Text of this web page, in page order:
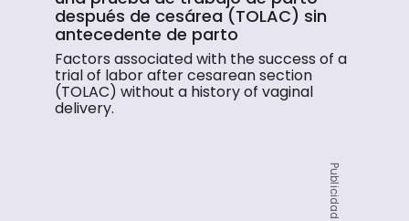
después de cesárea (TOLAC) sin
antecedente de parto
Factors associated with the success of a
trial of labor after cesarean section
(TOLAC) without a history of vaginal
delivery.
Publicidad